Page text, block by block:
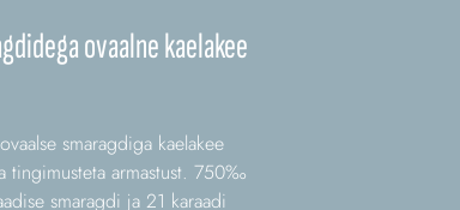
ovaalne kaelakee
smaragdiga kaelakee
tingimusteta armastust. 750‰
smaragdi ja 21 karaadi